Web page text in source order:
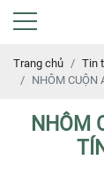
Trang chủ
Tin
NHÔM CUỘN
NHÔM